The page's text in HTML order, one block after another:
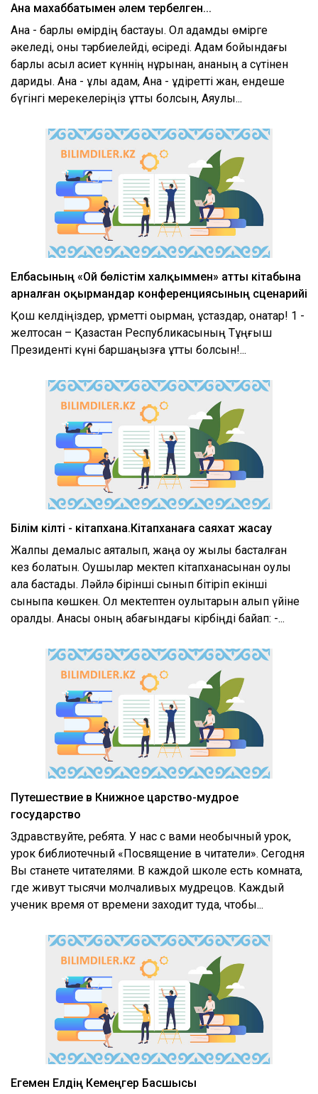
Ана махаббатымен әлем тербелген...
Ана - барлық өмірдің бастауы. Ол адамды өмірге
әкеледі, оны тәрбиелейді, өсіреді. Адам бойындағы
барлық асыл қасиет күннің нұрынан, ананың ақ сүтінен
дариды. Ана - ұлы адам, Ана - құдіретті жан, ендеше
бүгінгі мерекелеріңіз құтты болсын, Аяулы...
Елбасының «Ой бөлістім халқыммен» атты кітабына
арналған оқырмандар конференциясының сценарийі
Қош келдіңіздер, құрметті оқырман, ұстаздар, қонақтар! 1 -
желтоқсан – Қазақстан Республикасының Тұңғыш
Президенті күні баршаңызға құтты болсын!...
Білім кілті - кітапхана.Кітапханаға саяхат жасау
Жалпы демалыс аяқталып, жаңа оқу жылы басталған
кез болатын. Оқушылар мектеп кітапханасынан оқулық
ала бастады. Ләйлә бірінші сынып бітіріп екінші
сыныпқа көшкен. Ол мектептен оқулықтарын алып үйіне
оралды. Анасы оның қабағындағы кірбіңді байқап: -...
Путешествие в Книжное царство-мудрое
государство
Здравствуйте, ребята. У нас с вами необычный урок,
урок библиотечный «Посвящение в читатели». Сегодня
Вы станете читателями. В каждой школе есть комната,
где живут тысячи молчаливых мудрецов. Каждый
ученик время от времени заходит туда, чтобы...
Егемен Елдің Кемеңгер Басшысы